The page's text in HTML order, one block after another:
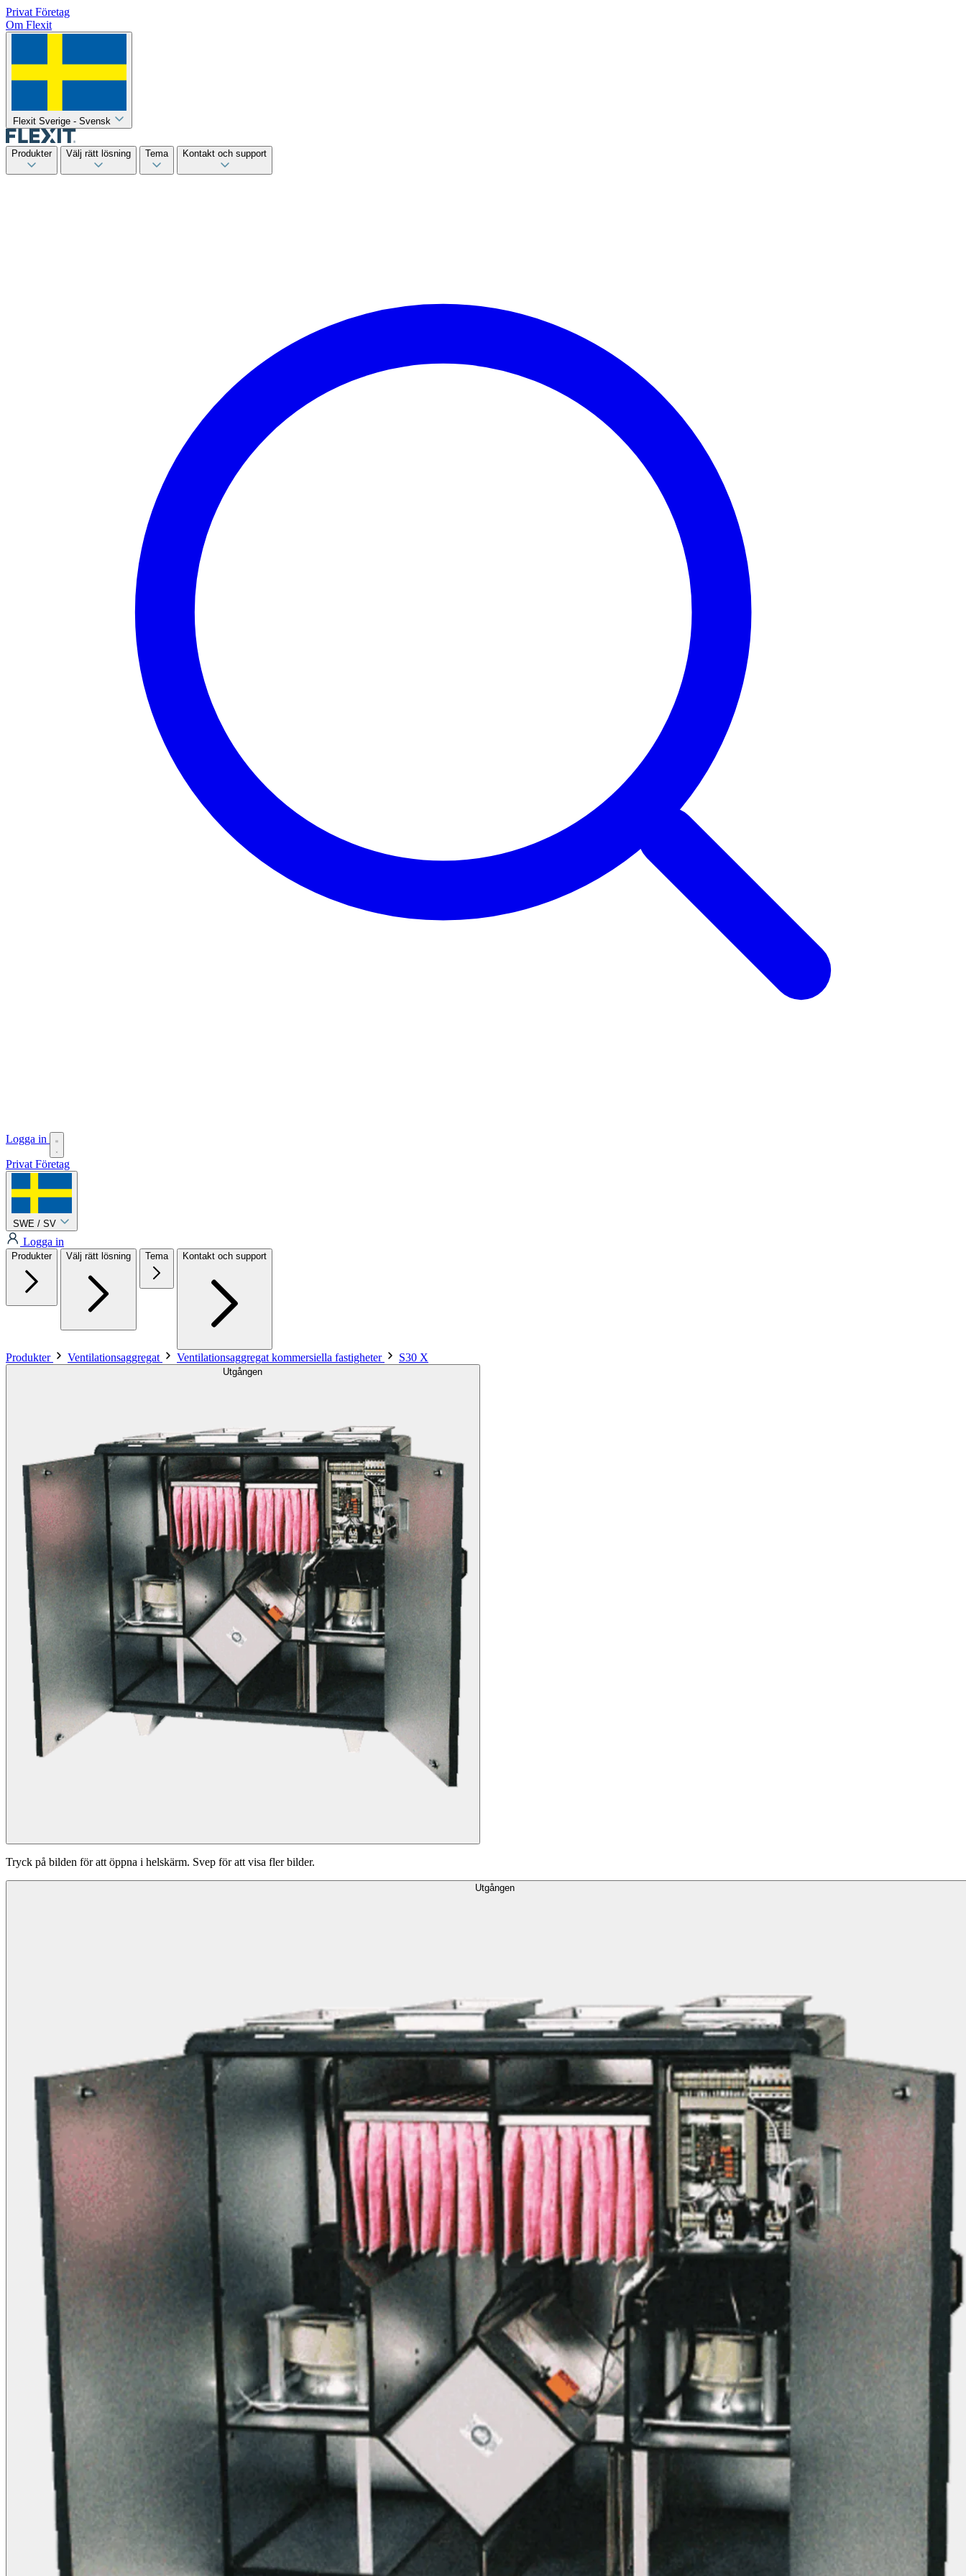
Privat Företag
Om Flexit
Flexit Sverige - Svensk
Produkter Välj rätt lösning Tema Kontakt och support
Logga in
Privat Företag
SWE / SV
Logga in
Produkter Välj rätt lösning Tema Kontakt och support
Produkter Ventilationsaggregat Ventilationsaggregat kommersiella fastigheter S30 X
Utgången
Tryck på bilden för att öppna i helskärm. Svep för att visa fler bilder.
Utgången